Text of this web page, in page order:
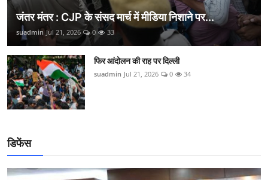
जंतर मंतर : CJP के संसद मार्च में मीडिया निशाने पर...
suadmin Jul 21, 2026 0 33
फिर आंदोलन की राह पर दिल्ली
suadmin Jul 21, 2026 0 34
डिफेंस